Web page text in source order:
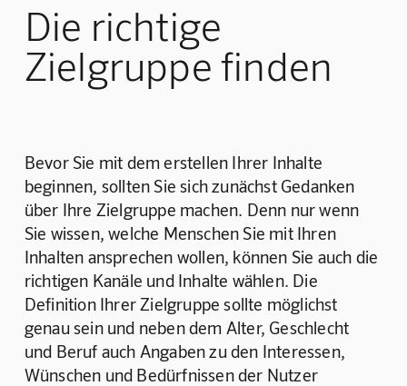
Die richtige
Zielgruppe finden
Bevor Sie mit dem erstellen Ihrer Inhalte
beginnen, sollten Sie sich zunächst Gedanken
über Ihre Zielgruppe machen. Denn nur wenn
Sie wissen, welche Menschen Sie mit Ihren
Inhalten ansprechen wollen, können Sie auch die
richtigen Kanäle und Inhalte wählen. Die
Definition Ihrer Zielgruppe sollte möglichst
genau sein und neben dem Alter, Geschlecht
und Beruf auch Angaben zu den Interessen,
Wünschen und Bedürfnissen der Nutzer